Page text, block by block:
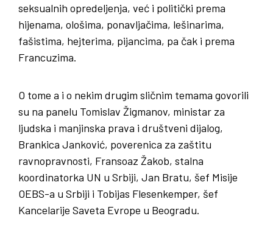
seksualnih opredeljenja, već i politički prema
hijenama, ološima, ponavljačima, lešinarima,
fašistima, hejterima, pijancima, pa čak i prema
Francuzima.
O tome a i o nekim drugim sličnim temama govorili
su na panelu Tomislav Žigmanov, ministar za
ljudska i manjinska prava i društveni dijalog,
Brankica Janković, poverenica za zaštitu
ravnopravnosti, Fransoaz Žakob, stalna
koordinatorka UN u Srbiji, Jan Bratu, šef Misije
OEBS-a u Srbiji i Tobijas Flesenkemper, šef
Kancelarije Saveta Evrope u Beogradu.